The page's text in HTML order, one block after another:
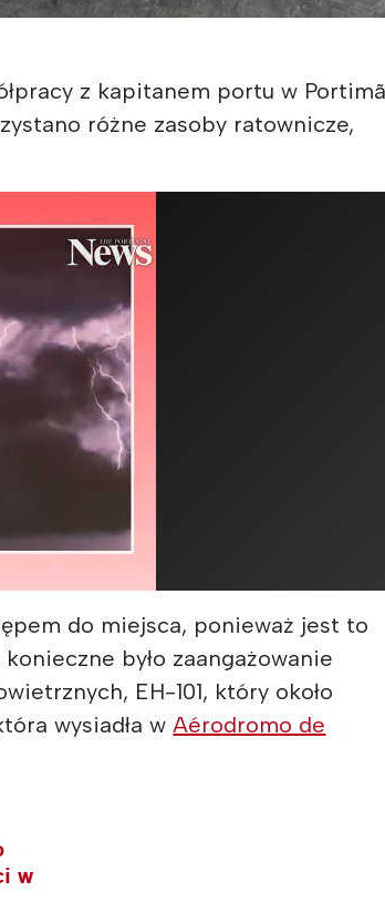
z kapitanem portu w
różne zasoby ratownicze,
do miejsca, ponieważ jest to
było zaangażowanie
EH-101, który około
wysiadła wAérodromo de
w